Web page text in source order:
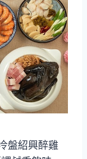
盤紹興醉雞